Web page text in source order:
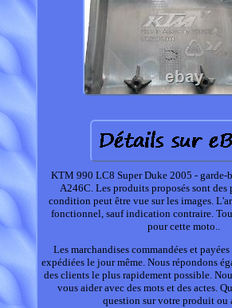
KTM 990 LC8 Super Duke 2005 - garde-
A246C. Les produits proposés sont des
condition peut être vue sur les images.
fonctionnel, sauf indication contraire.
pour cette moto..
Les marchandises commandées et
expédiées le jour même. Nous répondons
des clients le plus rapidement possible.
vous aider avec des mots et des actes.
question sur votre produit ou